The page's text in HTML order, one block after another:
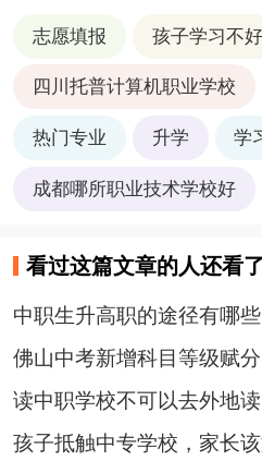
志愿填报 孩子学习不
四川托普计算机职业学校
热门专业 升学 学
成都哪所职业技术学校好
看过这篇文章的人还看
中职生升高职的途径有哪
佛山中考新增科目等级赋分
读中职学校不可以去外地
孩子抵触中专学校，家长